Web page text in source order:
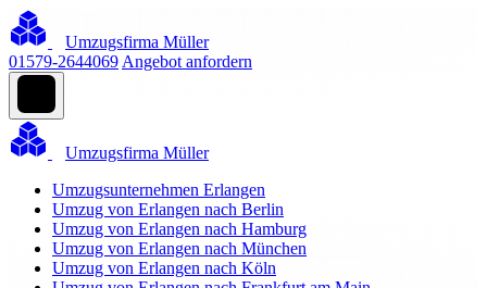
Umzugsfirma Müller
01579-2644069 Angebot anfordern
Umzugsfirma Müller
Umzugsunternehmen Erlangen
Umzug von Erlangen nach Berlin
Umzug von Erlangen nach Hamburg
Umzug von Erlangen nach München
Umzug von Erlangen nach Köln